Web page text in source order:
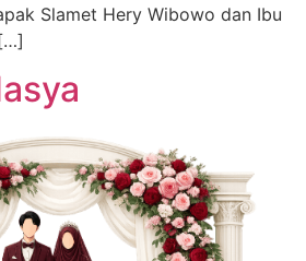
Slamet Hery Wibowo dan Ibu